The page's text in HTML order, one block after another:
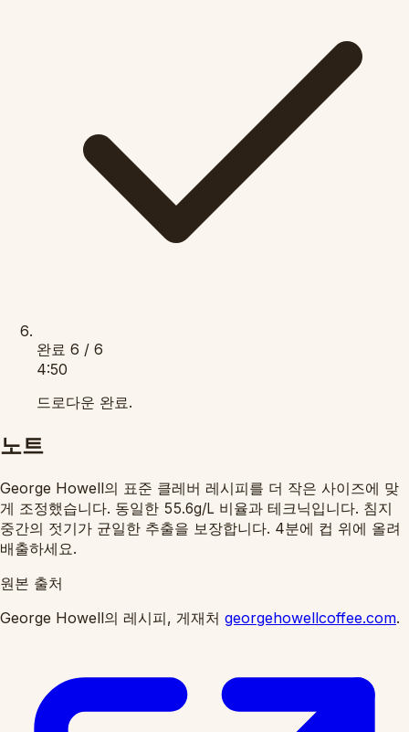
완료 6 / 6
4:50
드로다운 완료.
노트
George Howell의 표준 클레버 레시피를 더 작은 사이즈에 맞
게 조정했습니다. 동일한 55.6g/L 비율과 테크닉입니다. 침지
중간의 젓기가 균일한 추출을 보장합니다. 4분에 컵 위에 올려
배출하세요.
원본 출처
George Howell의 레시피, 게재처 georgehowellcoffee.com.